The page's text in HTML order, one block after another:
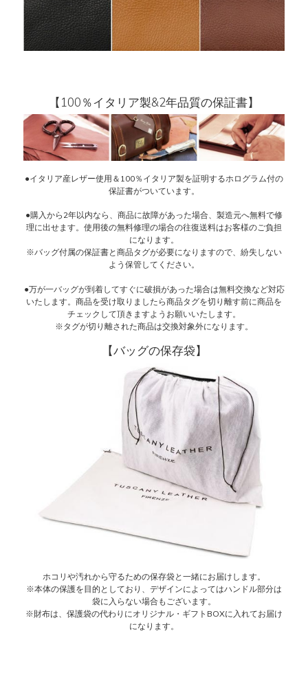
【100％イタリア製&2年品質の保証書】
●イタリア産レザー使用＆100％イタリア製を証明するホログラム付の
保証書がついています。
●購入から2年以内なら、商品に故障があった場合、製造元へ無料で修
理に出せます。使用後の無料修理の場合の往復送料はお客様のご負担
になります。
※バッグ付属の保証書と商品タグが必要になりますので、紛失しない
よう保管してください。
●万が一バッグが到着してすぐに破損があった場合は無料交換など対応
いたします。商品を受け取りましたら商品タグを切り離す前に商品を
チェックして頂きますようお願いいたします。
※タグが切り離された商品は交換対象外になります。
【バッグの保存袋】
ホコリや汚れから守るための保存袋と一緒にお届けします。
※本体の保護を目的としており、デザインによってはハンドル部分は
袋に入らない場合もございます。
※財布は、保護袋の代わりにオリジナル・ギフトBOXに入れてお届け
になります。